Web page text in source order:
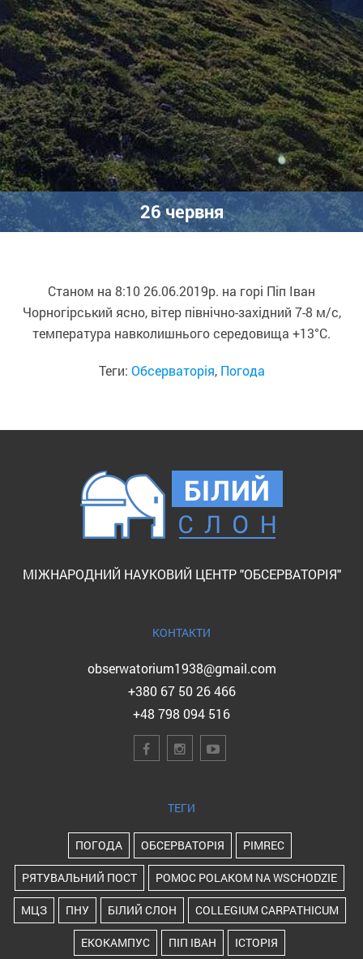
26 червня
Станом на 8:10 26.06.2019р. на горі Піп Іван
Чорногірський ясно, вітер північно-західний 7-8 м/с,
температура навколишнього середовища +13°С.
Теги: Обсерваторія, Погода
МІЖНАРОДНИЙ НАУКОВИЙ ЦЕНТР "ОБСЕРВАТОРІЯ"
КОНТАКТИ
obserwatorium1938@gmail.com
+380 67 50 26 466
+48 798 094 516
ТЕГИ
ПОГОДА ОБСЕРВАТОРІЯ PIMREC
РЯТУВАЛЬНИЙ ПОСТ POMOC POLAKOM NA WSCHODZIE
МЦЗ ПНУ БІЛИЙ СЛОН COLLEGIUM CARPATHICUM
ЕКОКАМПУС ПІП ІВАН ІСТОРІЯ